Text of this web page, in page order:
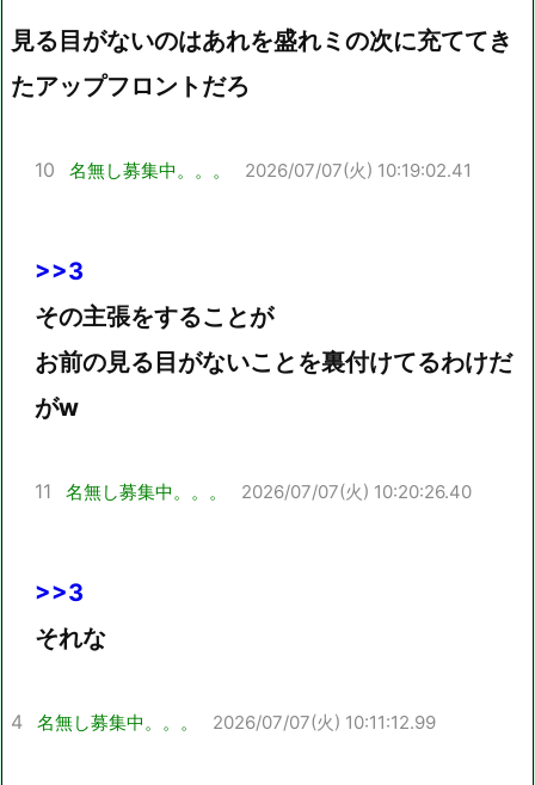
見る目がないのはあれを盛れミの次に充ててき
たアップフロントだろ
10 名無し募集中。。。 2026/07/07(火) 10:19:02.41
>>3
その主張をすることが
お前の見る目がないことを裏付けてるわけだ
がw
11 名無し募集中。。。 2026/07/07(火) 10:20:26.40
>>3
それな
4 名無し募集中。。。 2026/07/07(火) 10:11:12.99